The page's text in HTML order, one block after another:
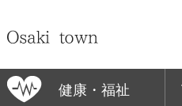
健康・福祉